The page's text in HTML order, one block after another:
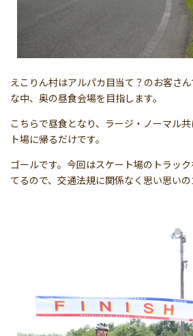
えこりん村はアルパカ目当て？のお客さ
な中、奥の昼食会場を目指します。
こちらで昼食となり、ラージ・ノーマル
ト場に帰るだけです。
ゴールです。今回はスケート場のトラッ
てるので、交通法規に関係なく思い思い